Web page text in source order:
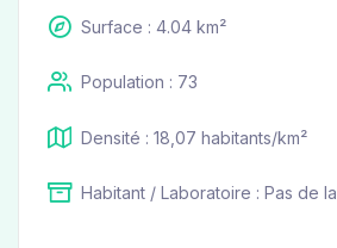
Surface : 4.04 km²
Population : 73
Densité : 18,07 habitants/km²
Habitant / Laboratoire : Pas de